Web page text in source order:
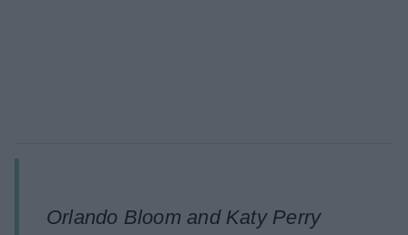
Orlando Bloom and Katy Perry